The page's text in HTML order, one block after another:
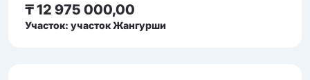
₸ 12 975 000,00
Участок: участок Жангурши